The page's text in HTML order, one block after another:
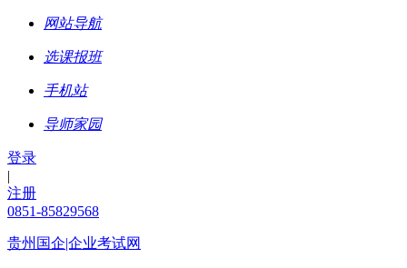
网站导航
选课报班
手机站
导师家园
登录
|
注册
0851-85829568
贵州国企|企业考试网